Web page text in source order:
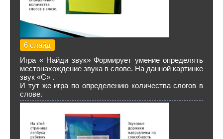
6 слайд
Игра « Найди звук» Формирует умение определять
местонахождение звука в слове. На данной картинке
звук «С» .
И тут же игра по определению количества слогов в
слове.